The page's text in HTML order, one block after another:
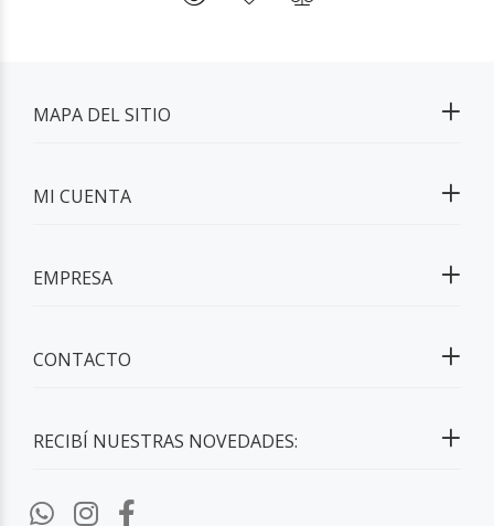
RECIBÍ NUESTRAS NOVEDADES:
MAPA DEL SITIO
MI CUENTA
EMPRESA
CONTACTO